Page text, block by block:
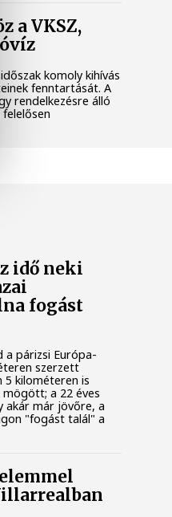
a VKSZ,
komoly kihívás
fenntartását. A
rendelkezésre álló
idő neki
fogást
a párizsi Európa-
szerzett
kilométeren is
a 22 éves
akár már jövőre, a
"fogást talál" a